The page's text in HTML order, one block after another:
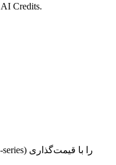
مقایسه کامل Azure OpenAI Service در مقابل OpenAI API مستقیم در سال ۲۰۲۶. قیمت‌گذاری، انطباق، دسترسی به مدل‌ها و نحوه صرفه‌جویی ۶۰ درصدی در هر کدام از طریق AI Credits.